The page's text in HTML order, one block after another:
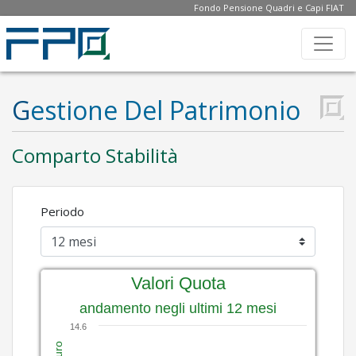
Fondo Pensione Quadri e Capi FIAT
Gestione Del Patrimonio
Comparto Stabilità
Periodo
Valori Quota
andamento negli ultimi 12 mesi
14.6
A
R
E
A
E